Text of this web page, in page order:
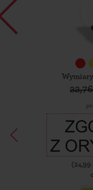
22,76
(24,99